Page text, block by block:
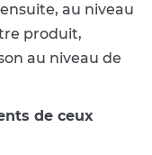
au niveau
produit,
au niveau de
de ceux